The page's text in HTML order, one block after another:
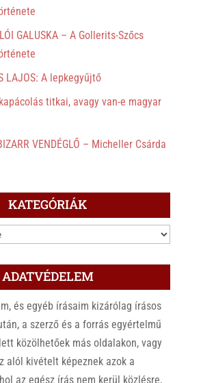
GALUSKA – A Gollerits-Szőcs
LAJOS: A lepkegyűjtő
titkai, avagy van-e magyar
VENDÉGLŐ – Micheller Csárda
KATEGÓRIÁK
ADATVÉDELEM
és egyéb írásaim kizárólag írásos
a szerző és a forrás egyértelmű
közölhetőek más oldalakon, vagy
alól kivételt képeznek azok a
az egész írás nem kerül közlésre,